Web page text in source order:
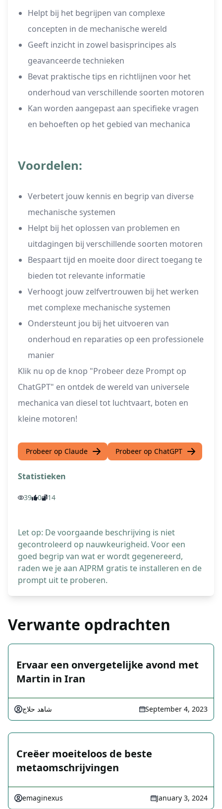
Helpt bij het begrijpen van complexe
concepten in de mechanische wereld
Geeft inzicht in zowel basisprincipes als
geavanceerde technieken
Bevat praktische tips en richtlijnen voor het
onderhoud van verschillende soorten motoren
Kan worden aangepast aan specifieke vragen
en behoeften op het gebied van mechanica
Voordelen:
Verbetert jouw kennis en begrip van diverse
mechanische systemen
Helpt bij het oplossen van problemen en
uitdagingen bij verschillende soorten motoren
Bespaart tijd en moeite door direct toegang te
bieden tot relevante informatie
Verhoogt jouw zelfvertrouwen bij het werken
met complexe mechanische systemen
Ondersteunt jou bij het uitvoeren van
onderhoud en reparaties op een professionele
manier
Klik nu op de knop "Probeer deze Prompt op
ChatGPT" en ontdek de wereld van universele
mechanica van diesel tot luchtvaart, boten en
kleine motoren!
Probeer op Claude Probeer op ChatGPT
Statistieken
39 0 14
Let op: De voorgaande beschrijving is niet
gecontroleerd op nauwkeurigheid. Voor een
goed begrip van wat er wordt gegenereerd,
raden we je aan AIPRM gratis te installeren en de
prompt uit te proberen.
Verwante opdrachten
Ervaar een onvergetelijke avond met
Martin in Iran
شاهد حلاج September 4, 2023
Creëer moeiteloos de beste
metaomschrijvingen
emaginexus January 3, 2024